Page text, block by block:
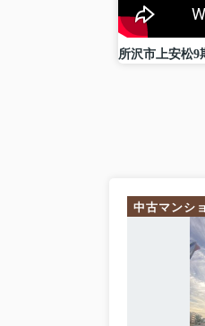
建築す
駐車
＃ALL
2026.02.23
清瀬
こん
ALL
所沢市上安松9
中古マンシ